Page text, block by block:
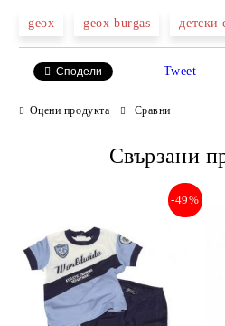
geox geox burgas детски
Сподели Tweet
Оцени продукта Сравни
Свързани
-49%